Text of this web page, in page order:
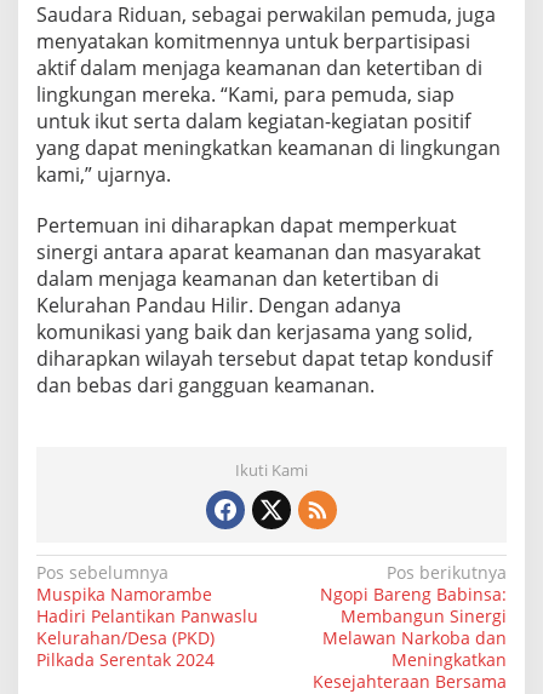
o
k
o
h
M
a
s
a
k
a
t
Saudara Riduan, sebagai perwakilan pemuda, juga
menyatakan komitmennya untuk berpartisipasi
aktif dalam menjaga keamanan dan ketertiban di
lingkungan mereka. “Kami, para pemuda, siap
untuk ikut serta dalam kegiatan-kegiatan positif
yang dapat meningkatkan keamanan di lingkungan
kami,” ujarnya.
Pertemuan ini diharapkan dapat memperkuat
sinergi antara aparat keamanan dan masyarakat
dalam menjaga keamanan dan ketertiban di
Kelurahan Pandau Hilir. Dengan adanya
komunikasi yang baik dan kerjasama yang solid,
diharapkan wilayah tersebut dapat tetap kondusif
dan bebas dari gangguan keamanan.
Ikuti Kami
N
a
v
Pos sebelumnya
Muspika Namorambe
Hadiri Pelantikan Panwaslu
Kelurahan/Desa (PKD)
Pilkada Serentak 2024
Pos berikutnya
Ngopi Bareng Babinsa:
Membangun Sinergi
Melawan Narkoba dan
Meningkatkan
Kesejahteraan Bersama